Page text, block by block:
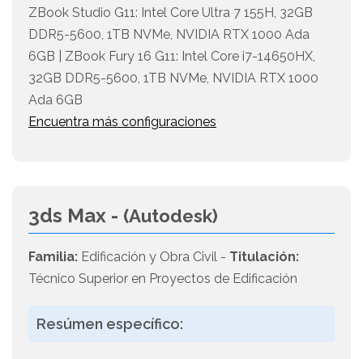
ZBook Studio G11: Intel Core Ultra 7 155H, 32GB
DDR5-5600, 1TB NVMe, NVIDIA RTX 1000 Ada
6GB | ZBook Fury 16 G11: Intel Core i7-14650HX,
32GB DDR5-5600, 1TB NVMe, NVIDIA RTX 1000
Ada 6GB
Encuentra más configuraciones
3ds Max - (Autodesk)
Familia: Edificación y Obra Civil - Titulación:
Técnico Superior en Proyectos de Edificación
Resúmen específico: